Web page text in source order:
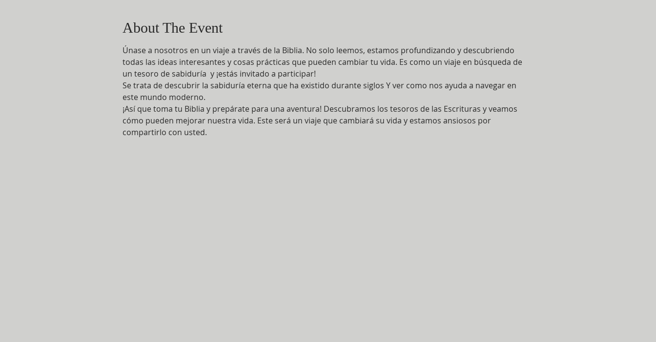
About The Event
Únase a nosotros en un viaje a través de la Biblia. No solo leemos, estamos profundizando y descubriendo
todas las ideas interesantes y cosas prácticas que pueden cambiar tu vida. Es como un viaje en búsqueda de
un tesoro de sabiduría  y ¡estás invitado a participar!
Se trata de descubrir la sabiduría eterna que ha existido durante siglos Y ver como nos ayuda a navegar en
este mundo moderno.
¡Así que toma tu Biblia y prepárate para una aventura! Descubramos los tesoros de las Escrituras y veamos
cómo pueden mejorar nuestra vida. Este será un viaje que cambiará su vida y estamos ansiosos por
compartirlo con usted.